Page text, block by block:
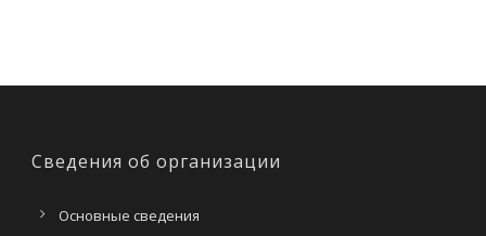
Сведения об организации
Основные сведения